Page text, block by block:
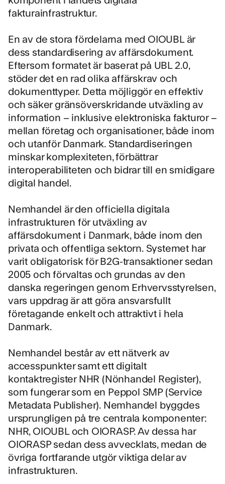
fakturainfrastruktur.
En av de stora fördelarna med OIOUBL är
dess standardisering av affärsdokument.
Eftersom formatet är baserat på UBL 2.0,
stöder det en rad olika affärskrav och
dokumenttyper. Detta möjliggör en effektiv
och säker gränsöverskridande utväxling av
information – inklusive elektroniska fakturor –
mellan företag och organisationer, både inom
och utanför Danmark. Standardiseringen
minskar komplexiteten, förbättrar
interoperabiliteten och bidrar till en smidigare
digital handel.
Nemhandel är den officiella digitala
infrastrukturen för utväxling av
affärsdokument i Danmark, både inom den
privata och offentliga sektorn. Systemet har
varit obligatorisk för B2G-transaktioner sedan
2005 och förvaltas och grundas av den
danska regeringen genom Erhvervsstyrelsen,
vars uppdrag är att göra ansvarsfullt
företagande enkelt och attraktivt i hela
Danmark.
Nemhandel består av ett nätverk av
accesspunkter samt ett digitalt
kontaktregisterNHR (Nönhandel Register),
som fungerar som en Peppol SMP (Service
Metadata Publisher). Nemhandel byggdes
ursprungligen på tre centrala komponenter:
NHR, OIOUBL och OIORASP. Av dessa har
OIORASP sedan dess avvecklats, medan de
övriga fortfarande utgör viktiga delar av
infrastrukturen.